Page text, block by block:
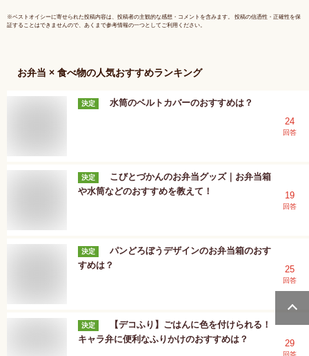
※ベストオイシーに寄せられた投稿内容は、投稿者の主観的な感想・コメントを含みます。 投稿の信憑性・正確性を保
証することはできませんので、あくまで参考情報の一つとしてご利用ください。
お弁当 × 食べ物の人気おすすめランキング
決定
水筒のベルトカバーのおすすめは？
24
回答
決定
こびとづかんのお弁当グッズ｜お弁当箱
や水筒などのおすすめを教えて！
19
回答
決定
パンどろぼうデザインのお弁当箱のおす
すめは？
25
回答
決定
【デコふり】ごはんに色を付けられる！
キャラ弁に便利なふりかけのおすすめは？
29
回答